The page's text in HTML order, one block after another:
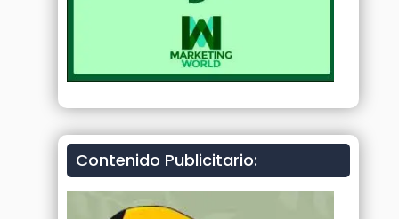
Contenido Publicitario: